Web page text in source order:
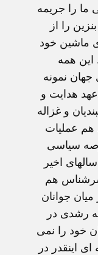
ما را جريمه
را از
ماشين خود
همه
نمونه
عهد هدايت و
و غزاله
هم عمليات
سياسی
اخير
هم
جوانان
رشدی در
خود را نمی
اينقدر در